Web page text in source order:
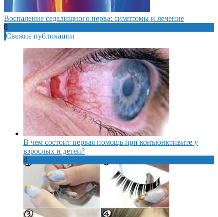
Воспаление седалищного нерва: симптомы и лечение
8
Свежие публикации
В чем состоит первая помощь при конъюнктивите у
взрослых и детей?
4